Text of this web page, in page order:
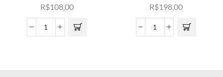
R$108,00 R$198,00